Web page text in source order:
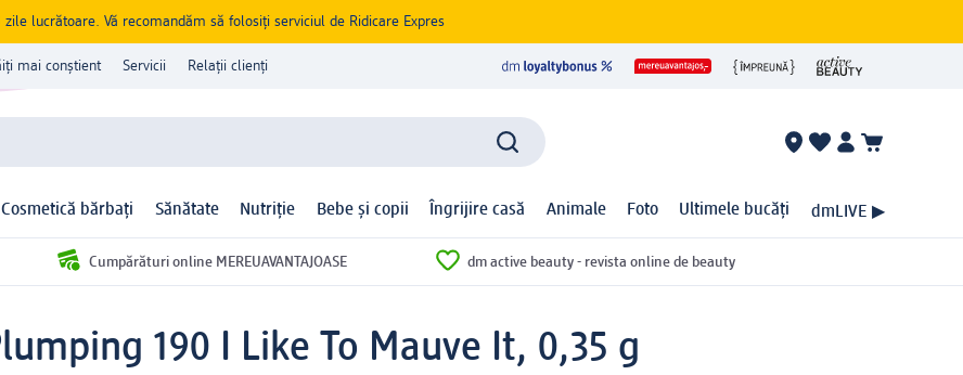
lucrătoare. Vă recomandăm să folosiți serviciul de Ridicare Expres
mai conștient Servicii Relații clienți
Cosmetică bărbați Sănătate Nutriție Bebe și copii Îngrijire casă Animale Foto Ultimele bucăți dmLIVE ▶
Cumpărături online MEREUAVANTAJOASE dm active beauty - revista online de beauty
190 I Like To Mauve It, 0,35 g